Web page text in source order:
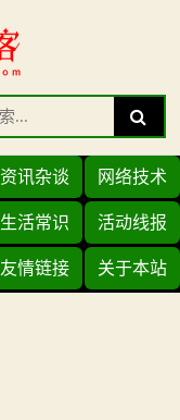
Search
资讯杂谈 网络技术
生活常识 活动线报
友情链接 关于本站